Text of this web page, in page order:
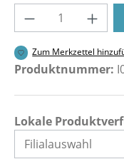
Produkt
Zum Merkzettel
Produktnummer:
Lokale